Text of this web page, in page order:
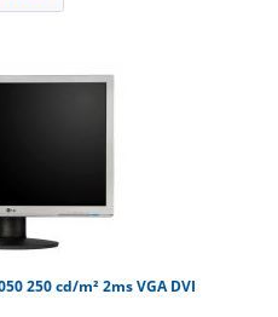
250 cd/m² 2ms VGA DVI